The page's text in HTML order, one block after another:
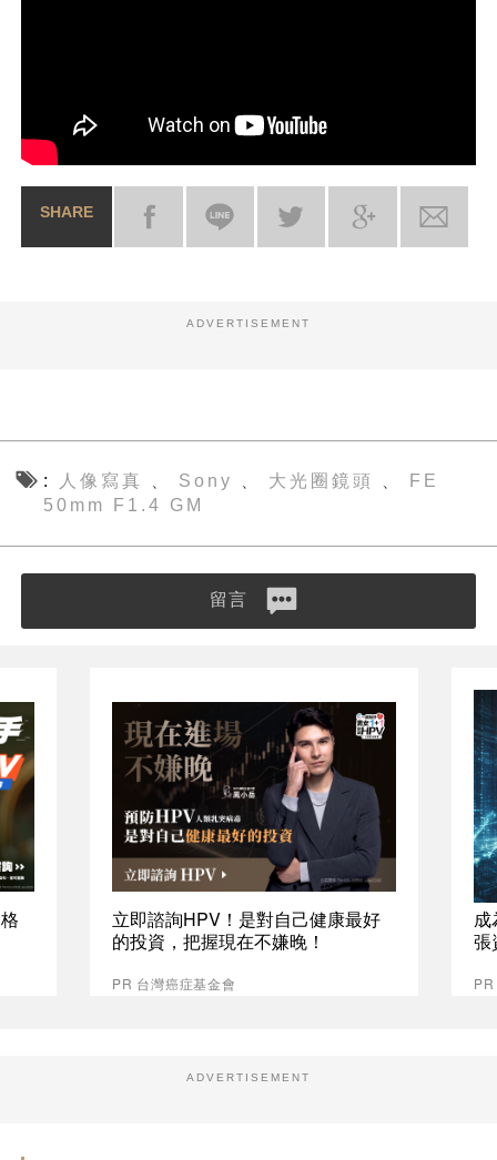
SHARE
ADVERTISEMENT
人像寫真 Sony 大光圈鏡頭
FE
50mm F1.4 GM
留言
立即諮詢HPV！是對自己健康最好
的投資，把握現在不嫌晚！
PR 台灣癌症基金會
成
張
ADVERTISEMENT